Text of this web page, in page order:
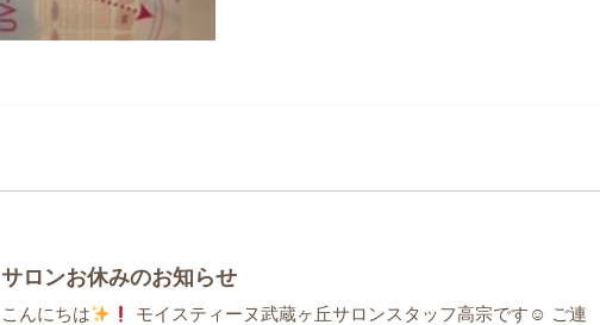
サロンお休みのお知らせ
こんにちは
モイスティーヌ武蔵ヶ丘サロンスタッフ高宗です☺ ご連